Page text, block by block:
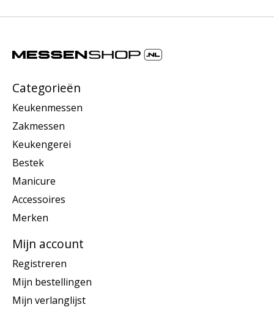
Categorieën
Keukenmessen
Zakmessen
Keukengerei
Bestek
Manicure
Accessoires
Merken
Mijn account
Registreren
Mijn bestellingen
Mijn verlanglijst